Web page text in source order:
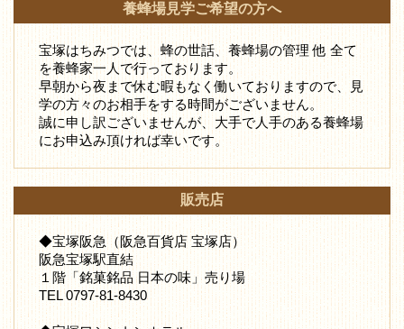
養蜂場見学ご希望の方へ
宝塚はちみつでは、蜂の世話、養蜂場の管理 他 全て
を養蜂家一人で行っております。
早朝から夜まで休む暇もなく働いておりますので、見
学の方々のお相手をする時間がございません。
誠に申し訳ございませんが、大手で人手のある養蜂場
にお申込み頂ければ幸いです。
販売店
◆宝塚阪急（阪急百貨店 宝塚店）
阪急宝塚駅直結
１階「銘菓銘品 日本の味」売り場
TEL 0797-81-8430